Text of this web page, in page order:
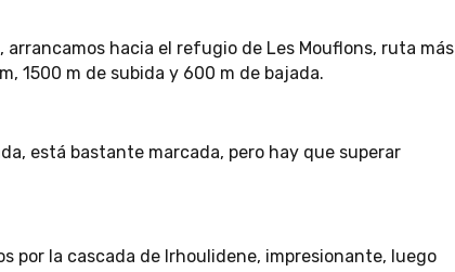
arrancamos hacia el refugio de Les Mouflons, ruta más
1500 m de subida y 600 m de bajada.
está bastante marcada, pero hay que superar
por la cascada de Irhoulidene, impresionante, luego